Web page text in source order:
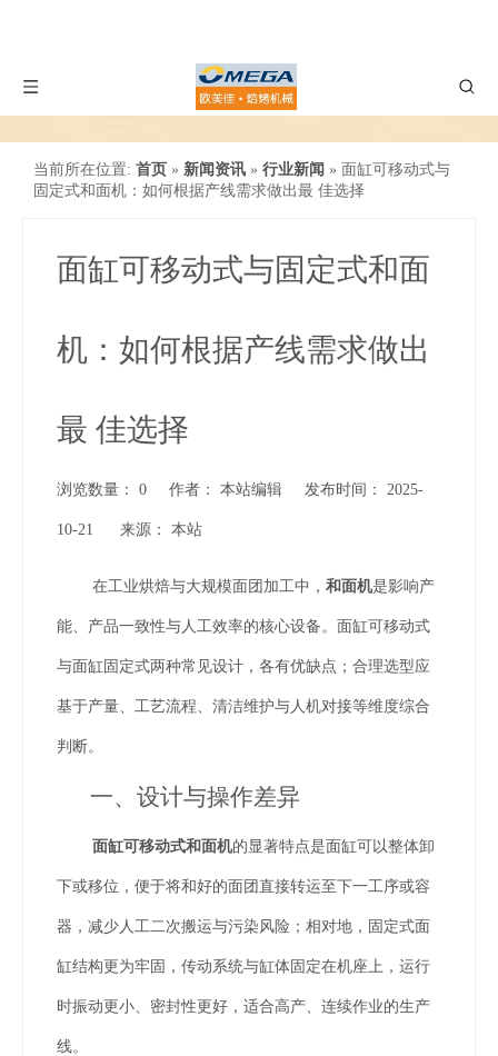
当前所在位置: 首页 » 新闻资讯 » 行业新闻 » 面缸可移动式与
固定式和面机：如何根据产线需求做出最 佳选择
面缸可移动式与固定式和面
机：如何根据产线需求做出
最 佳选择
浏览数量： 0 作者： 本站编辑 发布时间： 2025-
10-21 来源： 本站
["wechat","weibo","qzone","douban","email"]
在工业烘焙与大规模面团加工中， 和面机是影响产
能、产品一致性与人工效率的核心设备。面缸可移动式
与面缸固定式两种常见设计，各有优缺点；合理选型应
基于产量、工艺流程、清洁维护与人机对接等维度综合
判断。
一、设计与操作差异
面缸可移动式和面机的显著特点是面缸可以整体卸
下或移位，便于将和好的面团直接转运至下一工序或容
器，减少人工二次搬运与污染风险；相对地，固定式面
缸结构更为牢固，传动系统与缸体固定在机座上，运行
时振动更小、密封性更好，适合高产、连续作业的生产
线。